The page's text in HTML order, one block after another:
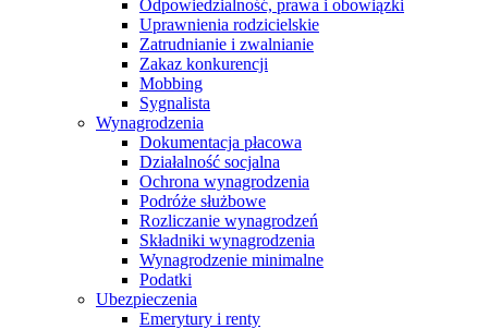
Odpowiedzialność, prawa i obowiązki
Uprawnienia rodzicielskie
Zatrudnianie i zwalnianie
Zakaz konkurencji
Mobbing
Sygnalista
Wynagrodzenia
Dokumentacja płacowa
Działalność socjalna
Ochrona wynagrodzenia
Podróże służbowe
Rozliczanie wynagrodzeń
Składniki wynagrodzenia
Wynagrodzenie minimalne
Podatki
Ubezpieczenia
Emerytury i renty